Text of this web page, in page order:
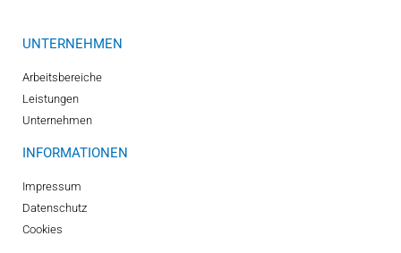
UNTERNEHMEN
Arbeitsbereiche
Leistungen
Unternehmen
INFORMATIONEN
Impressum
Datenschutz
Cookies